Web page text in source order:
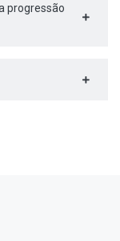
progressão